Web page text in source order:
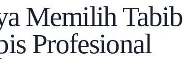
Memilih Tabib
Profesional